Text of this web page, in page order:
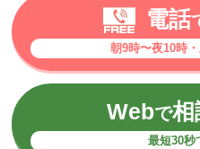
電話
朝9時〜夜10時
Webで相
最短30秒